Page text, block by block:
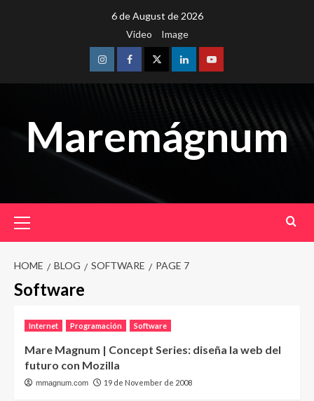
6 de August de 2026
Video
Image
InstagramFacebookTwitterLinkedinYoutube
Maremágnum
Menu
HOME BLOG SOFTWARE PAGE 7
Software
Internet Programación Software
Mare Magnum | Concept Series: diseña la web del
futuro con Mozilla
mmagnum.com 19 de November de 2008